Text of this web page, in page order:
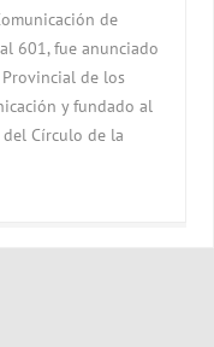
de
601, fue anunciado
de los
y fundado al
Círculo de la